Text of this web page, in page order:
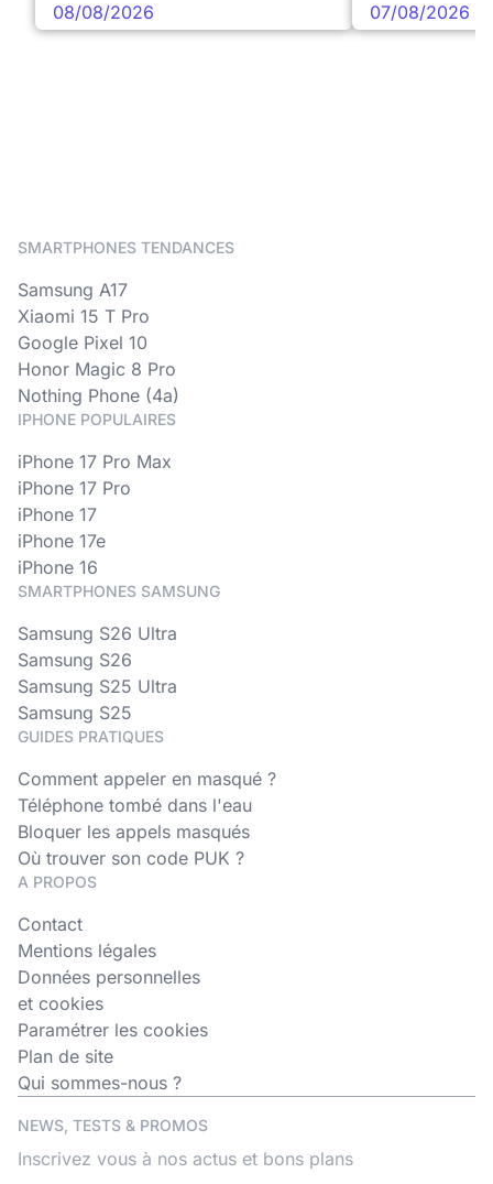
08/08/2026 07/08/2026
SMARTPHONES TENDANCES
Samsung A17
Xiaomi 15 T Pro
Google Pixel 10
Honor Magic 8 Pro
Nothing Phone (4a)
IPHONE POPULAIRES
iPhone 17 Pro Max
iPhone 17 Pro
iPhone 17
iPhone 17e
iPhone 16
SMARTPHONES SAMSUNG
Samsung S26 Ultra
Samsung S26
Samsung S25 Ultra
Samsung S25
GUIDES PRATIQUES
Comment appeler en masqué ?
Téléphone tombé dans l'eau
Bloquer les appels masqués
Où trouver son code PUK ?
A PROPOS
Contact
Mentions légales
Données personnelles
et cookies
Paramétrer les cookies
Plan de site
Qui sommes-nous ?
NEWS, TESTS & PROMOS
Inscrivez vous à nos actus et bons plans